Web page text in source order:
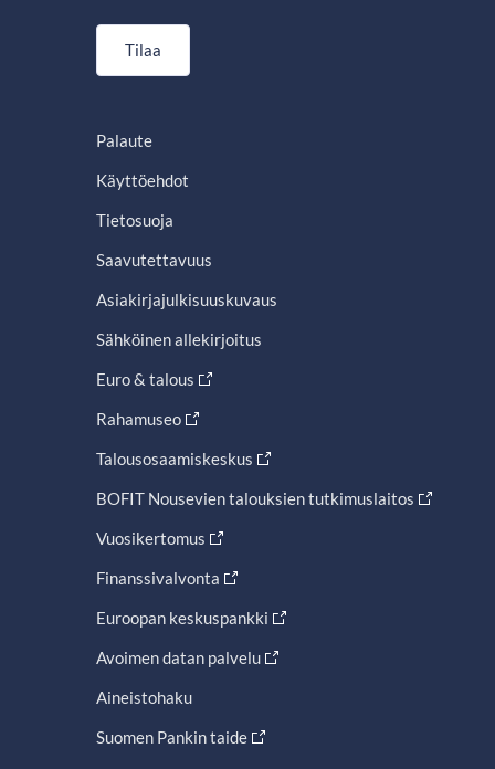
Tilaa
Palaute
Käyttöehdot
Tietosuoja
Saavutettavuus
Asiakirjajulkisuuskuvaus
Sähköinen allekirjoitus
Euro & talous
Rahamuseo
Talousosaamiskeskus
BOFIT Nousevien talouksien tutkimuslaitos
Vuosikertomus
Finanssivalvonta
Euroopan keskuspankki
Avoimen datan palvelu
Aineistohaku
Suomen Pankin taide